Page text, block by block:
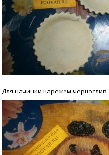
Для начинки нарежем чернослив.